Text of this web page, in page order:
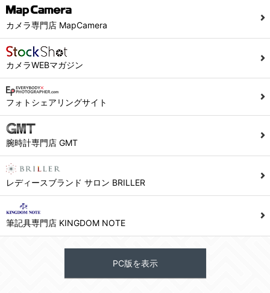
カメラ専門店 MapCamera
カメラWEBマガジン
フォトシェアリングサイト
腕時計専門店 GMT
レディースブランド サロン BRILLER
筆記具専門店 KINGDOM NOTE
PC版を表示